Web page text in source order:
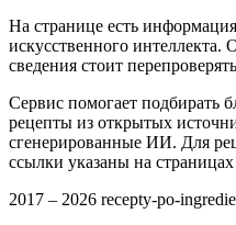
На странице есть
искусственного
сведения стоит
Сервис помогает подбирать
рецепты из открытых
сгенерированные ИИ. Для
ссылки указаны на
2017 – 2026 recepty-po-